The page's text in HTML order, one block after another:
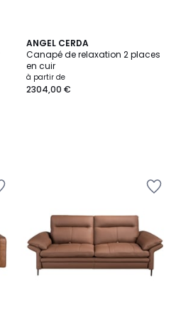
ANGEL CERDA
Canapé de relaxation 2 places
en cuir
à partir de
2304,00 €